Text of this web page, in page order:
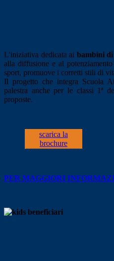
L'iniziativa dedicata ai bambini
alla diffusione e al
sport, promuove i corretti stili di
Il progetto che integra Scuola
palestra anche per le classi 1ª
proposte.
scarica la
brochure
PER MAGGIORI